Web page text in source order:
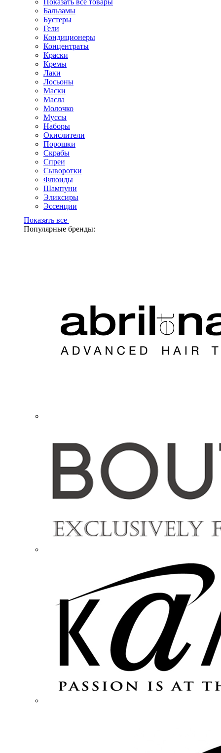
Показать все товары
Бальзамы
Бустеры
Гели
Кондиционеры
Концентраты
Краски
Кремы
Лаки
Лосьоны
Маски
Масла
Молочко
Муссы
Наборы
Окислители
Порошки
Скрабы
Спреи
Сыворотки
Флюиды
Шампуни
Эликсиры
Эссенции
Показать все
Популярные бренды: